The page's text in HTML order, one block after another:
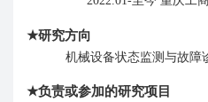
★研究方向
机械设备状态监测与故障
★负责或参加的研究项目